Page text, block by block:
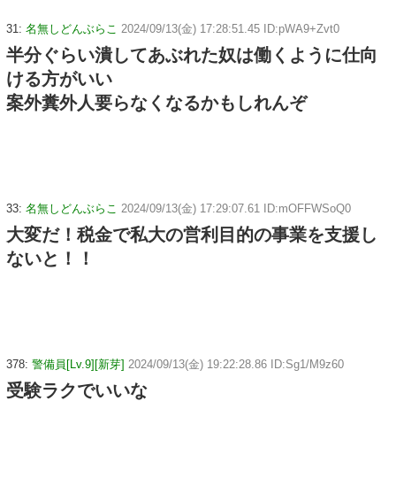
31: 名無しどんぶらこ 2024/09/13(金) 17:28:51.45 ID:pWA9+Zvt0
半分ぐらい潰してあぶれた奴は働くように仕向
ける方がいい
案外糞外人要らなくなるかもしれんぞ
33: 名無しどんぶらこ 2024/09/13(金) 17:29:07.61 ID:mOFFWSoQ0
大変だ！税金で私大の営利目的の事業を支援し
ないと！！
378: 警備員[Lv.9][新芽] 2024/09/13(金) 19:22:28.86 ID:Sg1/M9z60
受験ラクでいいな